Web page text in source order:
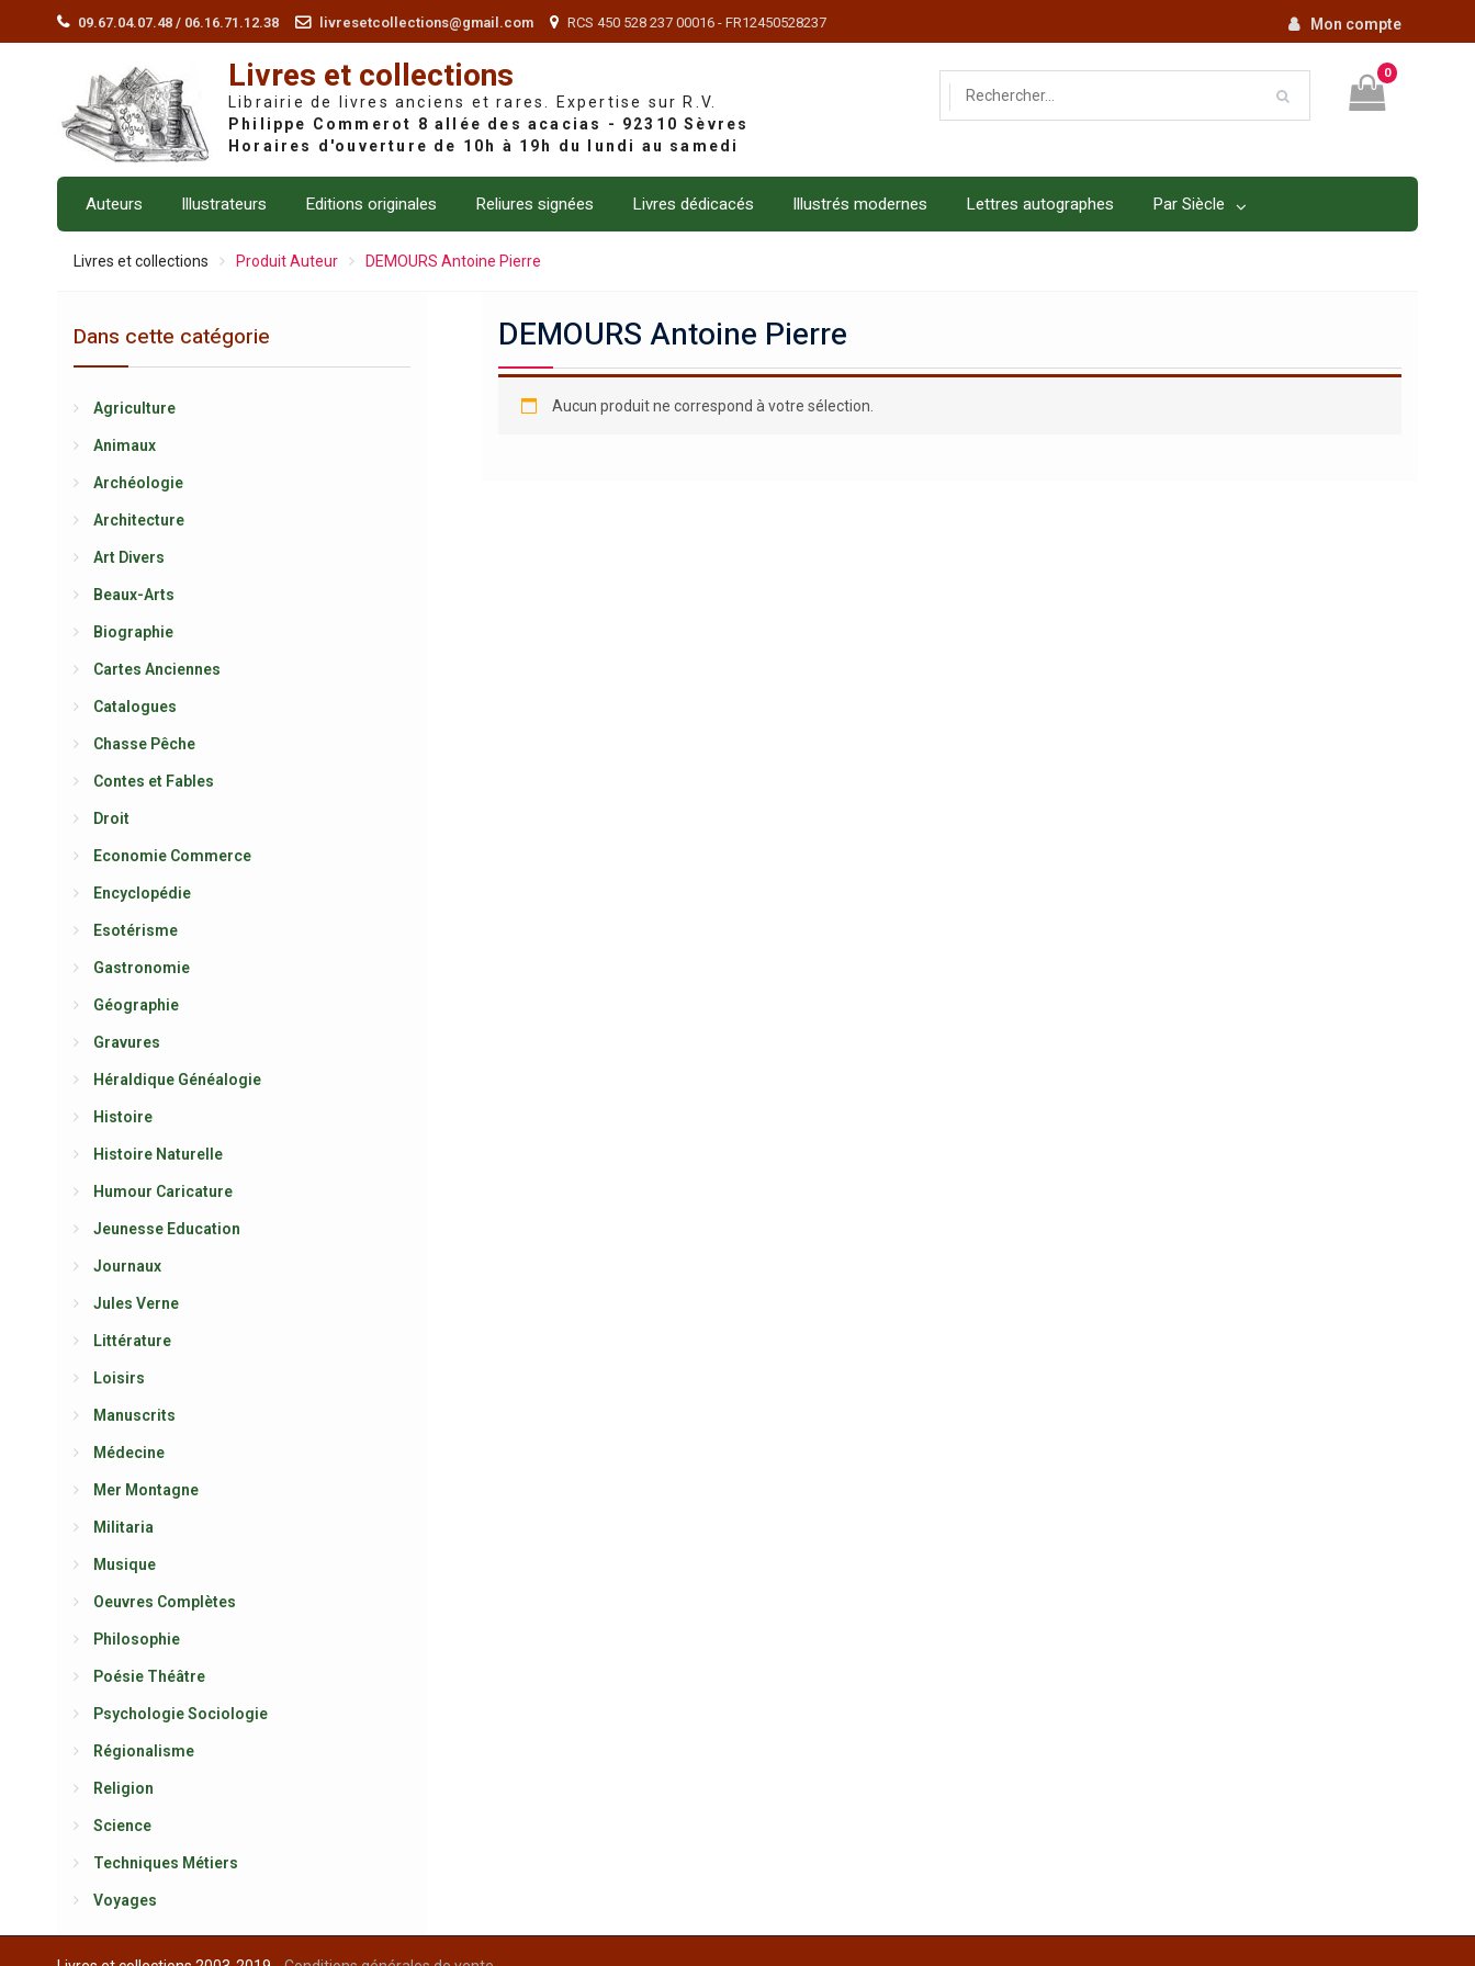
09.67.04.07.48 / 06.16.71.12.38 livresetcollections@gmail.com RCS 450 528 237 00016 - FR12450528237 Mon compte
Livres et collections
Librairie de livres anciens et rares. Expertise sur R.V.
0
Auteurs Illustrateurs Editions originales Reliures signées Livres dédicacés Illustrés modernes Lettres autographes Par Siècle
Livres et collections Produit Auteur DEMOURS Antoine Pierre
DEMOURS Antoine Pierre
Aucun produit ne correspond à votre sélection.
Dans cette catégorie
Agriculture
Animaux
Archéologie
Architecture
Art Divers
Beaux-Arts
Biographie
Cartes Anciennes
Catalogues
Chasse Pêche
Contes et Fables
Droit
Economie Commerce
Encyclopédie
Esotérisme
Gastronomie
Géographie
Gravures
Héraldique Généalogie
Histoire
Histoire Naturelle
Humour Caricature
Jeunesse Education
Journaux
Jules Verne
Littérature
Loisirs
Manuscrits
Médecine
Mer Montagne
Militaria
Musique
Oeuvres Complètes
Philosophie
Poésie Théâtre
Psychologie Sociologie
Régionalisme
Religion
Science
Techniques Métiers
Voyages